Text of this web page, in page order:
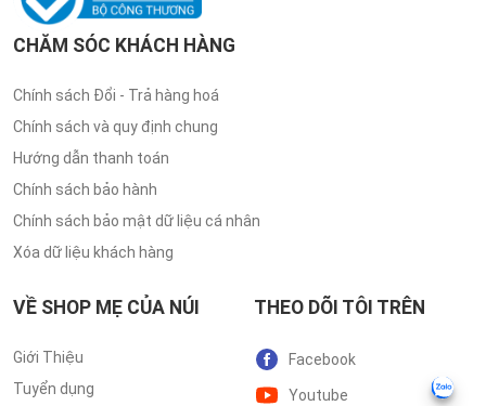
CHĂM SÓC KHÁCH HÀNG
Chính sách Đổi - Trả hàng hoá
Chính sách và quy định chung
Hướng dẫn thanh toán
Chính sách bảo hành
Chính sách bảo mật dữ liệu cá nhân
Xóa dữ liệu khách hàng
VỀ SHOP MẸ CỦA NÚI
Giới Thiệu
Tuyển dụng
THEO DÕI TÔI TRÊN
Facebook
Youtube